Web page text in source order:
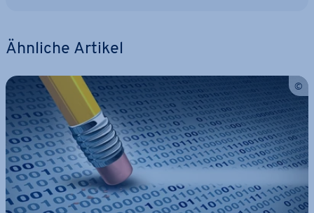
Ähnliche Artikel